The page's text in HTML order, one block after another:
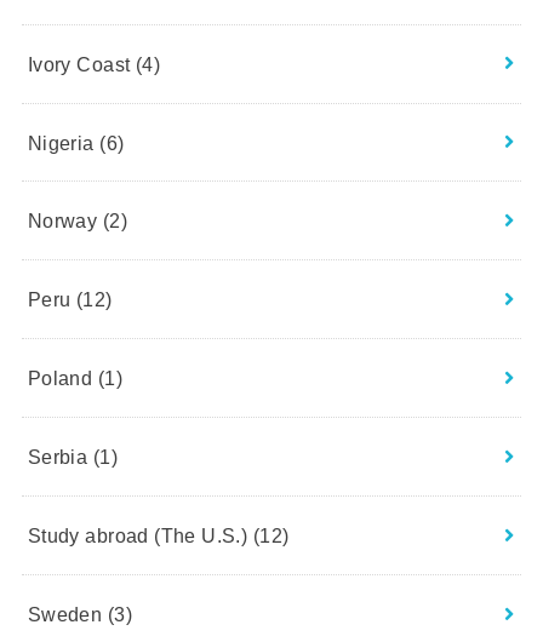
Ivory Coast (4)
Nigeria (6)
Norway (2)
Peru (12)
Poland (1)
Serbia (1)
Study abroad (The U.S.) (12)
Sweden (3)